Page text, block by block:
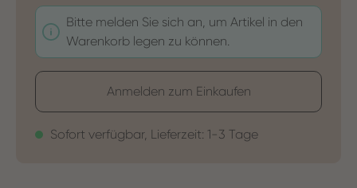
Bitte melden Sie sich an, um Artikel in den
Warenkorb legen zu können.
Anmelden zum Einkaufen
Sofort verfügbar, Lieferzeit: 1-3 Tage